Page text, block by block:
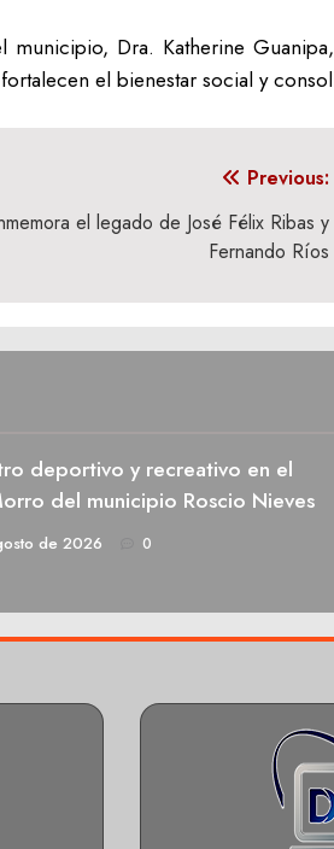
municipio, Dra. Katherine
el bienestar social y
Previous:
el legado de José Félix Ribas y
Fernando Ríos
deportivo y recreativo en el
del municipio Roscio Nieves
de 2026 0